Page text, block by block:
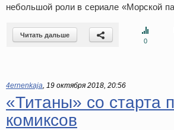
небольшой роли в сериале «Морской
Читать дальше
0
4ernenkaja, 19 октября 2018, 20:56
«Титаны» со старта
комиксов